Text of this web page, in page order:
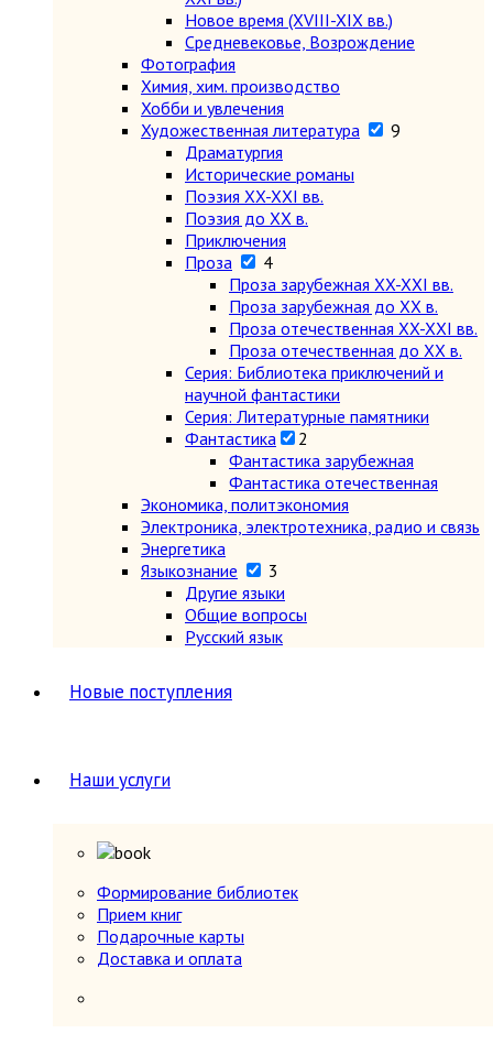
Новое время (XVIII-XIX вв.)
Средневековье, Возрождение
Фотография
Химия, хим. производство
Хобби и увлечения
Художественная литература
9
Драматургия
Исторические романы
Поэзия XX-XXI вв.
Поэзия до XX в.
Приключения
Проза
4
Проза зарубежная XX-XXI вв.
Проза зарубежная до XX в.
Проза отечественная XX-XXI вв.
Проза отечественная до XX в.
Серия: Библиотека приключений и
научной фантастики
Серия: Литературные памятники
Фантастика
2
Фантастика зарубежная
Фантастика отечественная
Экономика, политэкономия
Электроника, электротехника, радио и связь
Энергетика
Языкознание
3
Другие языки
Общие вопросы
Русский язык
Новые поступления
Наши услуги
Формирование библиотек
Прием книг
Подарочные карты
Доставка и оплата